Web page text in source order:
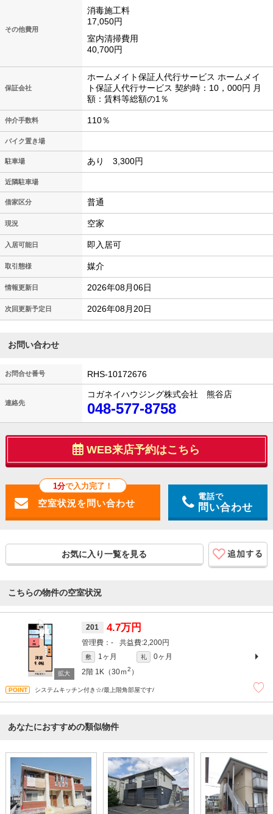
その他費用
消毒施工料
17,050円
室内清掃費用
40,700円
保証会社
ホームメイト保証人代行サービス ホームメイ
ト保証人代行サービス 契約時：10，000円 月
額：賃料等総額の1％
仲介手数料 110％
バイク置き場
駐車場 あり 3,300円
近隣駐車場
借家区分 普通
現況 空家
入居可能日 即入居可
取引態様 媒介
情報更新日 2026年08月06日
次回更新予定日 2026年08月20日
お問い合わせ
お問合せ番号 RHS-10172676
連絡先
コガネイハウジング株式会社 熊谷店
048-577-8758
WEB来店予約はこちら
1分で入力完了！
電話で
問い合わせ
お気に入り一覧を見る
こちらの物件の空室状況
201 4.7万円
- 2,200円
敷 1ヶ月 礼
0ヶ月
2階 1K（30ｍ2 ）
システムキッチン付き☆/最上階角部屋です/
あなたにおすすめの類似物件